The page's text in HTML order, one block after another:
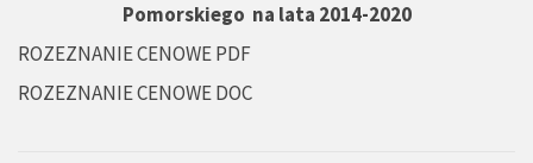
Pomorskiego na lata 2014-2020
ROZEZNANIE CENOWE PDF
ROZEZNANIE CENOWE DOC